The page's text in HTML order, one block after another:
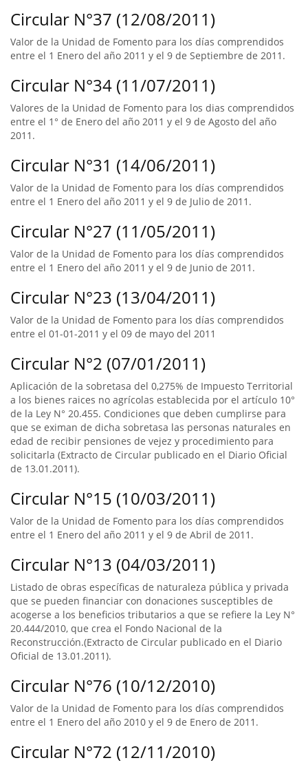
Circular N°37 (12/08/2011)
Valor de la Unidad de Fomento para los días comprendidos
entre el 1 Enero del año 2011 y el 9 de Septiembre de 2011.
Circular N°34 (11/07/2011)
Valores de la Unidad de Fomento para los dias comprendidos
entre el 1° de Enero del año 2011 y el 9 de Agosto del año
2011.
Circular N°31 (14/06/2011)
Valor de la Unidad de Fomento para los días comprendidos
entre el 1 Enero del año 2011 y el 9 de Julio de 2011.
Circular N°27 (11/05/2011)
Valor de la Unidad de Fomento para los días comprendidos
entre el 1 Enero del año 2011 y el 9 de Junio de 2011.
Circular N°23 (13/04/2011)
Valor de la Unidad de Fomento para los días comprendidos
entre el 01-01-2011 y el 09 de mayo del 2011
Circular N°2 (07/01/2011)
Aplicación de la sobretasa del 0,275% de Impuesto Territorial
a los bienes raices no agrícolas establecida por el artículo 10°
de la Ley N° 20.455. Condiciones que deben cumplirse para
que se eximan de dicha sobretasa las personas naturales en
edad de recibir pensiones de vejez y procedimiento para
solicitarla (Extracto de Circular publicado en el Diario Oficial
de 13.01.2011).
Circular N°15 (10/03/2011)
Valor de la Unidad de Fomento para los días comprendidos
entre el 1 Enero del año 2011 y el 9 de Abril de 2011.
Circular N°13 (04/03/2011)
Listado de obras específicas de naturaleza pública y privada
que se pueden financiar con donaciones susceptibles de
acogerse a los beneficios tributarios a que se refiere la Ley N°
20.444/2010, que crea el Fondo Nacional de la
Reconstrucción.(Extracto de Circular publicado en el Diario
Oficial de 13.01.2011).
Circular N°76 (10/12/2010)
Valor de la Unidad de Fomento para los días comprendidos
entre el 1 Enero del año 2010 y el 9 de Enero de 2011.
Circular N°72 (12/11/2010)